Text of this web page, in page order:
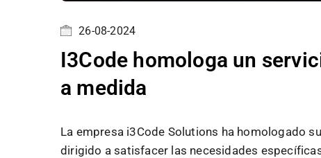
26-08-2024
I3Code homologa un
a medida
La empresa i3Code Solutions ha homologado
dirigido a satisfacer las necesidades